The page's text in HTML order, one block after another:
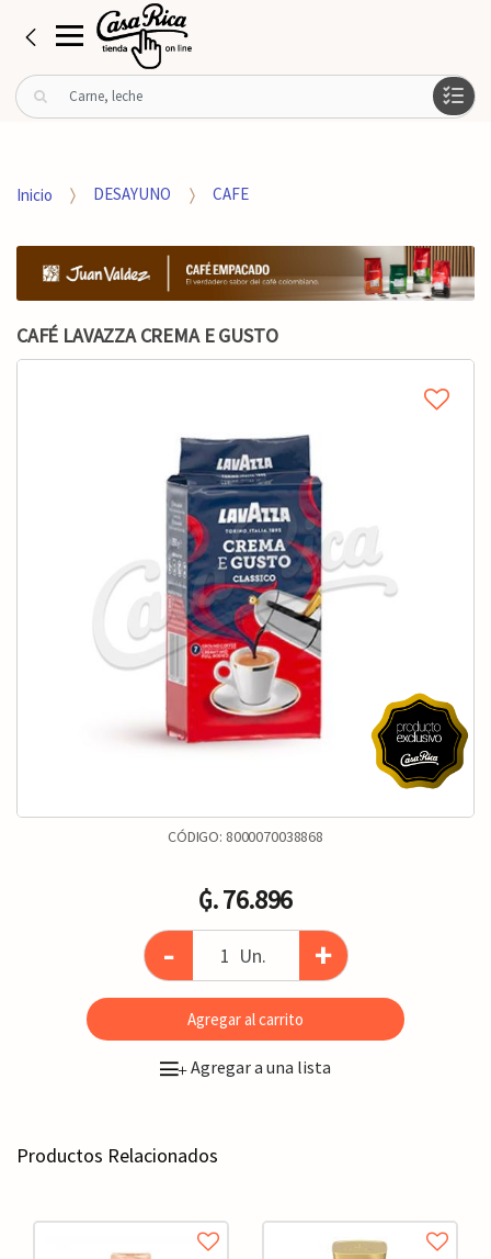
B
u
r
o
Inicio DESAYUNO CAFE
CAFÉ LAVAZZA CREMA E GUSTO
CÓDIGO: 8000070038868
₲. 76.896
- Un. +
Agregar al carrito
+Agregar a una lista
Productos Relacionados